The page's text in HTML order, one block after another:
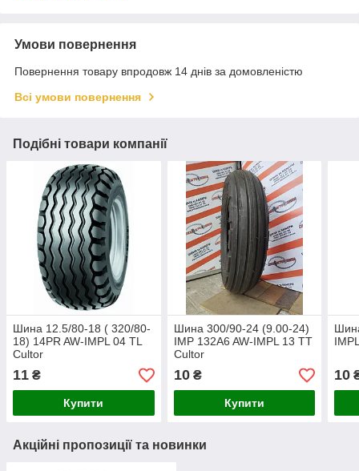
Умови повернення
Повернення товару впродовж 14 днів за домовленістю
Всі умови повернення
Подібні товари компанії
Шина 12.5/80-18 ( 320/80-
18) 14PR AW-IMPL 04 TL
Cultor
11 ₴
Купити
Шина 300/90-24 (9.00-24)
IMP 132A6 AW-IMPL 13 TT
Cultor
10₴
Купити
10
Акційні пропозиції та новинки